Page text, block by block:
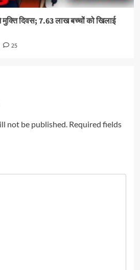
मुक्ति दिवस; 7.63 लाख बच्चों को खिलाई
25
not be published. Required fields